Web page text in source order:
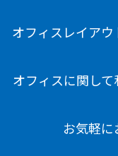
オフィスレイア
オフィスに関し
お気軽に